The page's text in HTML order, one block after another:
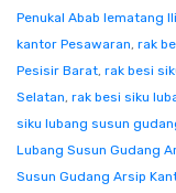
Penukal Abab lematang
kantor Pesawaran, rak
Pesisir Barat, rak besi
Selatan, rak besi siku
siku lubang susun
Lubang Susun Gudang
Susun Gudang Arsip